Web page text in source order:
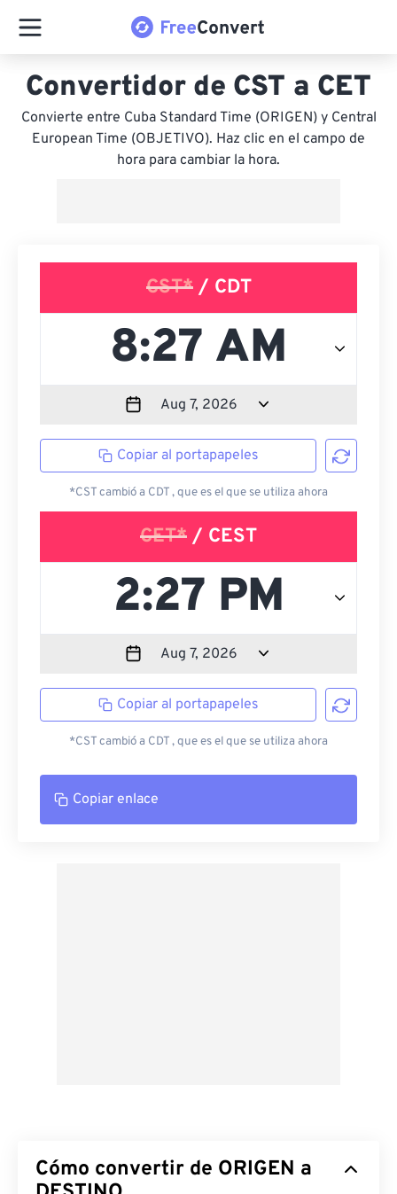
Convertidor de CST a CET
Convierte entre Cuba Standard Time (ORIGEN) y Central
European Time (OBJETIVO). Haz clic en el campo de
hora para cambiar la hora.
CST*/ CDT
Copiar al portapapeles
*CST cambió a CDT , que es el que se utiliza ahora
CET* / CEST
Copiar al portapapeles
*CST cambió a CDT , que es el que se utiliza ahora
Copiar enlace
Cómo convertir de ORIGEN a